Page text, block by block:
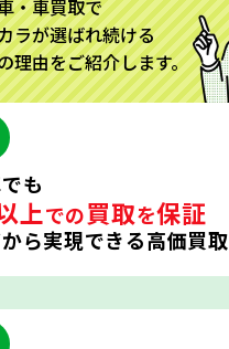
・車買取で
ラが選ばれ続ける
理由をご紹介します。
も
上での買取を保証
ら実現できる高価買取